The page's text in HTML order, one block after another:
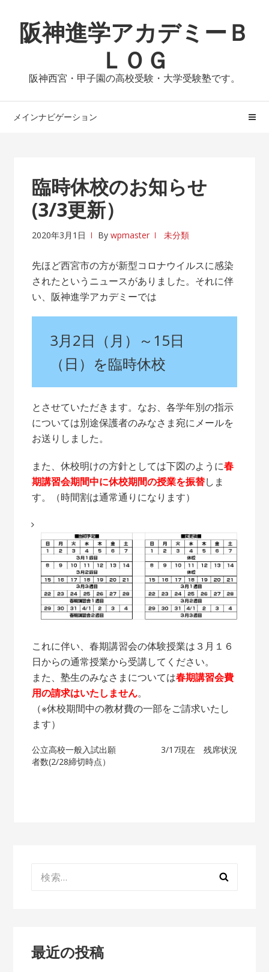
ビ
ゲ
ン
へ
ン
テ
ス
キ
阪神進学アカデミーＢ
ＬＯＧ
阪神西宮・甲子園の高校受験・大学受験塾です。
メインナビゲーション
臨時休校のお知らせ
(3/3更新）
2020年3月1日 Bywpmaster 未分類
先ほど西宮市の方が新型コロナウイルスに感染
されたというニュースがありました。それに伴
い、阪神進学アカデミーでは
3月2日（月）～15日
（日）を臨時休校
とさせていただきます。なお、各学年別の指示
については別途保護者のみなさま宛にメールを
お送りしました。
また、休校明けの方針としては下図のように春
期講習会期間中に休校期間の授業を振替しま
す。（時間割は通常通りになります）
これに伴い、春期講習会の体験授業は３月１６
日からの通常授業から受講してください。
また、塾生のみなさまについては春期講習会費
用の請求はいたしません。
（※休校期間中の教材費の一部をご請求いたし
ます）
投
ー
公立高校一般入試出願
者数(2/28締切時点）
3/17現在 残席状況
最近の投稿